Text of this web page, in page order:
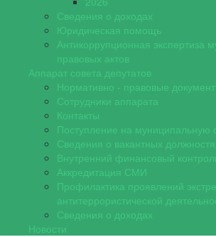
Сведения о доходах
Юридическая помощь
Антикоррупционная экспертиза
правовых актов
Аппарат совета депутатов
Нормативно - правовые
Сотрудники аппарата
Контакты
Поступление на муниципальную
Сведения о вакантных
Внутренний финансовый
Аккредитация СМИ
Профилактика проявлений
антитеррористической
Сведения о доходах
Новости